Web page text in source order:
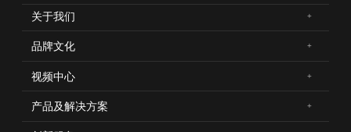
关于我们
品牌文化
视频中心
产品及解决方案